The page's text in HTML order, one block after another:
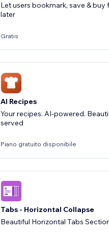
Let users bookmark, save & buy
later
Gratis
AI Recipes
Your recipes. AI-powered.
served
Piano gratuito disponibile
Tabs - Horizontal Collapse
Beautiful Horizontal Tabs